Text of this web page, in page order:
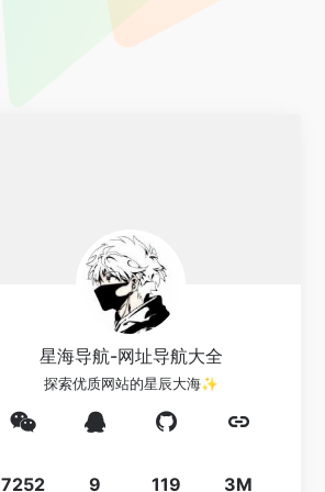
星海导航-网址导航大全
探索优质网站的星辰大海✨
7252 9 119 3M